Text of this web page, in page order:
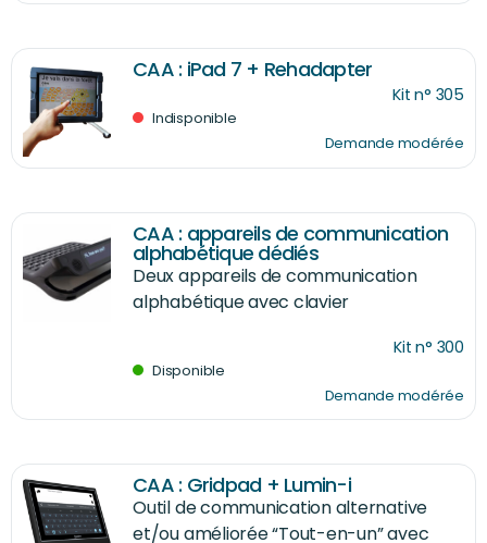
CAA : iPad 7 + Rehadapter
Kit n° 305
Indisponible
Demande modérée
CAA : appareils de communication
alphabétique dédiés
Deux appareils de communication
alphabétique avec clavier
Kit n° 300
Disponible
Demande modérée
CAA : Gridpad + Lumin-i
Outil de communication alternative
et/ou améliorée “Tout-en-un” avec